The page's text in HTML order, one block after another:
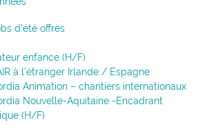
d’été offres
enfance (H/F)
à l’étranger Irlande / Espagne
Animation – chantiers internationaux
Nouvelle-Aquitaine -Encadrant
(H/F)